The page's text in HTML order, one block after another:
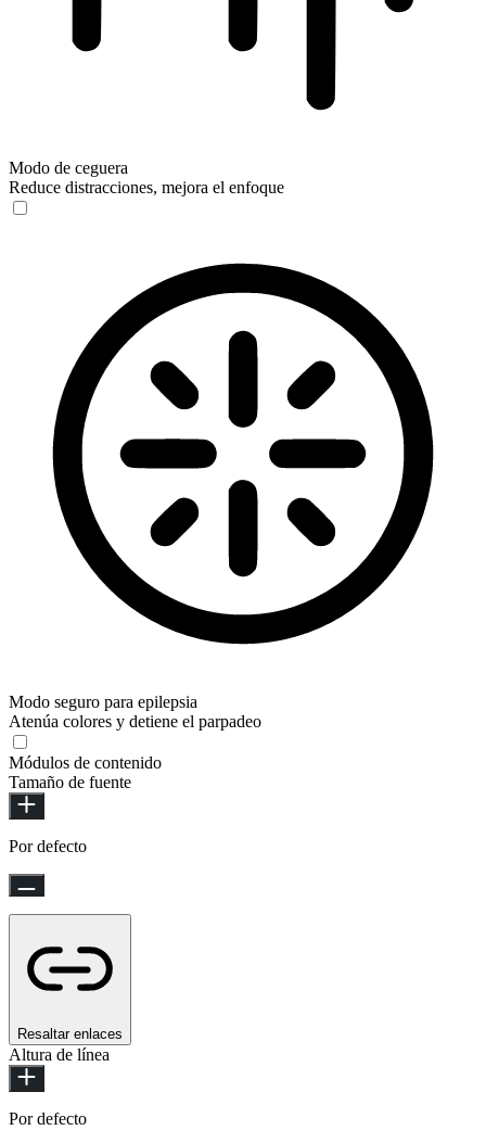
Modo de ceguera
Reduce distracciones, mejora el enfoque
Modo seguro para epilepsia
Atenúa colores y detiene el parpadeo
Módulos de contenido
Tamaño de fuente
Por defecto
Resaltar enlaces
Altura de línea
Por defecto